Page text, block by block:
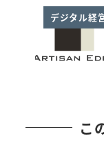
デジタル経
こ